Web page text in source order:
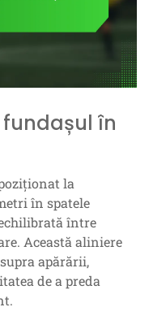
în
la
în spatele
între
Această aliniere
apărării,
de a preda